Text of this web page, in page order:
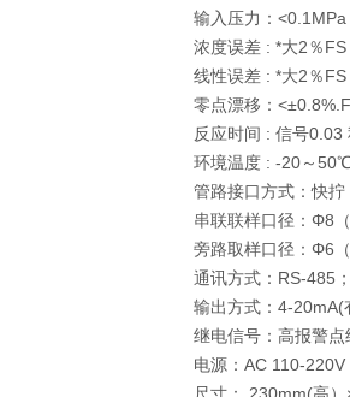
输入压力：<0.1MPa
浓度误差 : *大2％FS
线性误差 : *大2％FS
零点漂移：
反应时间 : 信号0.03
环境温度 : -20～
管路接口方式：快
串联联样口径：Φ8
旁路取样口径：Φ6
通讯方式：RS-485
输出方式：4-20mA(
继电信号：高报警
电源：AC 110-220V
尺寸： 230mm(高